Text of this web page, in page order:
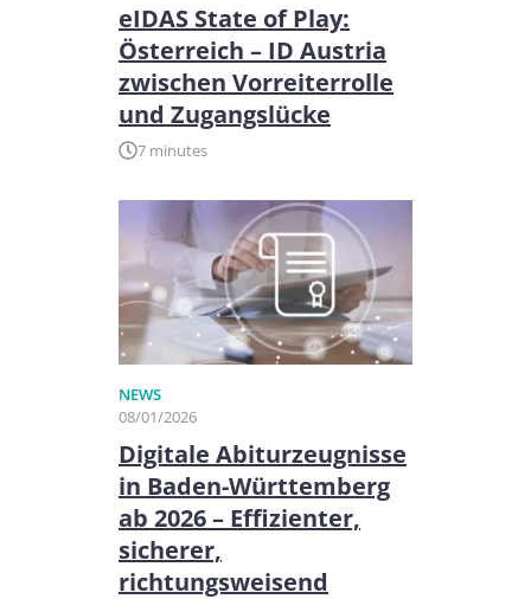
eIDAS State of Play:
Österreich – ID Austria
zwischen Vorreiterrolle
und Zugangslücke
7 minutes
NEWS
08/01/2026
Digitale Abiturzeugnisse
in Baden-Württemberg
ab 2026 – Effizienter,
sicherer,
richtungsweisend